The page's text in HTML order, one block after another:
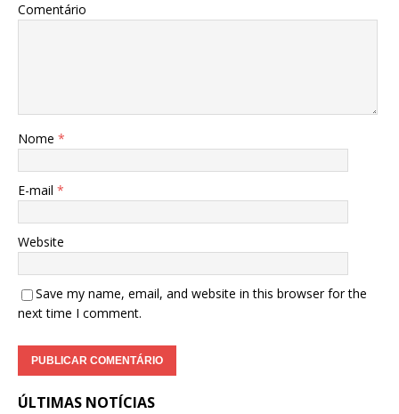
Comentário
Nome *
E-mail *
Website
Save my name, email, and website in this browser for the
next time I comment.
ÚLTIMAS NOTÍCIAS